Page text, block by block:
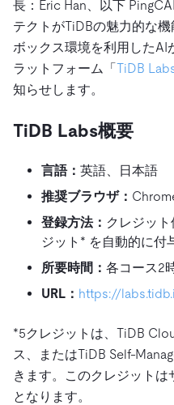
お問い合わせ
長：Eric Han、以下
テクトがTiDBの魅力的な
ボックス環境を利用した
ラットフォーム「TiDB
知らせします。
TiDB Labs概要
言語： 英語、日本語
推奨ブラウザ：
登録方法： クレジッ
ジット* を自動的に付
所要時間： 各コース2
URL： https://
*5クレジットは、TiDB
ス、またはTiDB Self-
きます。このクレジット
となります。